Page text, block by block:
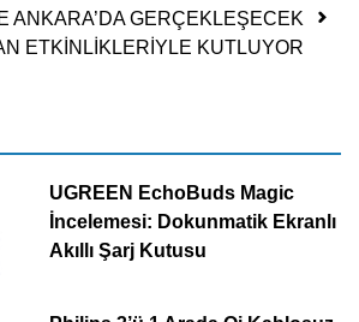
ANKARA’DA GERÇEKLEŞECEK
ETKİNLİKLERİYLE KUTLUYOR
UGREEN EchoBuds Magic
İncelemesi: Dokunmatik Ekranlı
Akıllı Şarj Kutusu